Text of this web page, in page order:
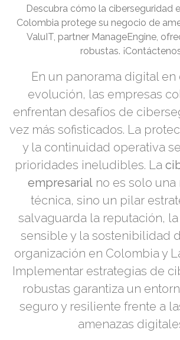
Descubra cómo la ciberseguridad
Colombia protege su negocio de
ValuIT, partner ManageEngine,
robustas.
En un panorama digital en
evolución, las empresas
enfrentan desafíos de
vez más sofisticados. La
y la continuidad operativa
prioridades ineludibles. La
empresarialno es solo una
técnica, sino un pilar
salvaguarda la reputación,
sensible y la sostenibilidad
organización en Colombia y
Implementar estrategias de
robustas garantiza un
seguro y resiliente frente a
amenazas